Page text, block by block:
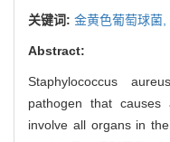
关键词: 金黄色葡萄球菌,
Abstract:
Staphylococcus
pathogen that
involve all organs in